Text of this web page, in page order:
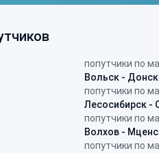
попутчики по
Вольск -
попутчики по
Лесосибирск -
попутчики по
Волхов -
попутчики по